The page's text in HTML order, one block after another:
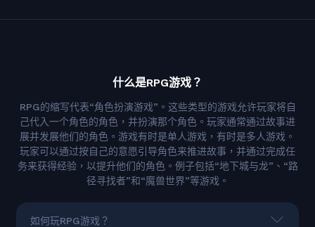
什么是RPG游戏？
RPG的缩写代表“角色扮演游戏”。这些类型的游戏允许玩家将自
己代入一个角色的角色，并扮演那个角色。玩家通常通过故事进
展并发展他们的角色。游戏有时是单人游戏，有时是多人游戏。
玩家可以通过按自己的意愿引导角色来推进故事，并通过完成任
务来获得经验，以提升他们的角色。例子包括“地下城与龙”、“路
径寻找者”和“魔兽世界”等游戏。
如何玩RPG游戏？